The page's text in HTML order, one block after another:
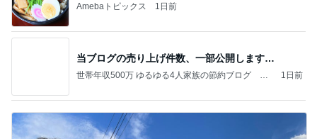
Amebaトピックス 1日前
当ブログの売り上げ件数、一部公開します…
世帯年収500万 ゆるゆる4人家族の節約ブログ 〜
1日前